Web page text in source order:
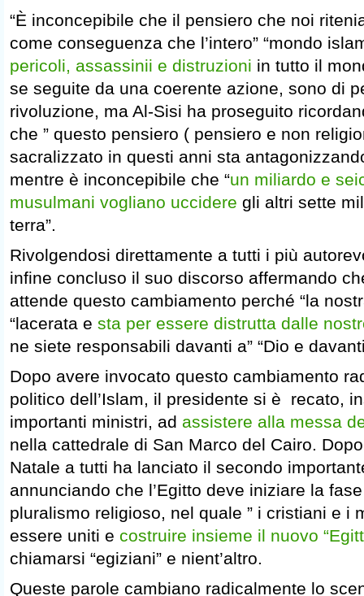
“È inconcepibile che il pensiero che noi
come conseguenza che l’intero” “mondo
pericoli, assassinii e distruzioni in tutto il
se seguite da una coerente azione, sono di
rivoluzione, ma Al-Sisi ha proseguito
che ” questo pensiero ( pensiero e non
sacralizzato in questi anni sta
mentre è inconcepibile che “un miliardo e
musulmani vogliano uccidere gli altri sette
terra”.
Rivolgendosi direttamente a tutti i più
infine concluso il suo discorso affermando
attende questo cambiamento perché “la
“lacerata e sta per essere distrutta dalle
ne siete responsabili davanti a” “Dio e
Dopo avere invocato questo cambiamento
politico dell’Islam, il presidente si è recato,
importanti ministri, ad assistere alla messa
nella cattedrale di San Marco del Cairo.
Natale a tutti ha lanciato il secondo
annunciando che l’Egitto deve iniziare la
pluralismo religioso, nel quale ” i cristiani e i
essere uniti e costruire insieme il nuovo
chiamarsi “egiziani” e nient’altro.
Queste parole cambiano radicalmente lo